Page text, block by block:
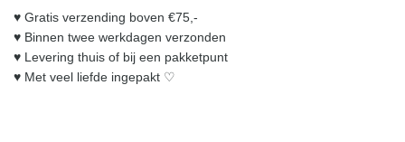
♥︎ Gratis verzending boven €75,-
♥︎ Binnen twee werkdagen verzonden
♥︎ Levering thuis of bij een pakketpunt
♥︎ Met veel liefde ingepakt ♡